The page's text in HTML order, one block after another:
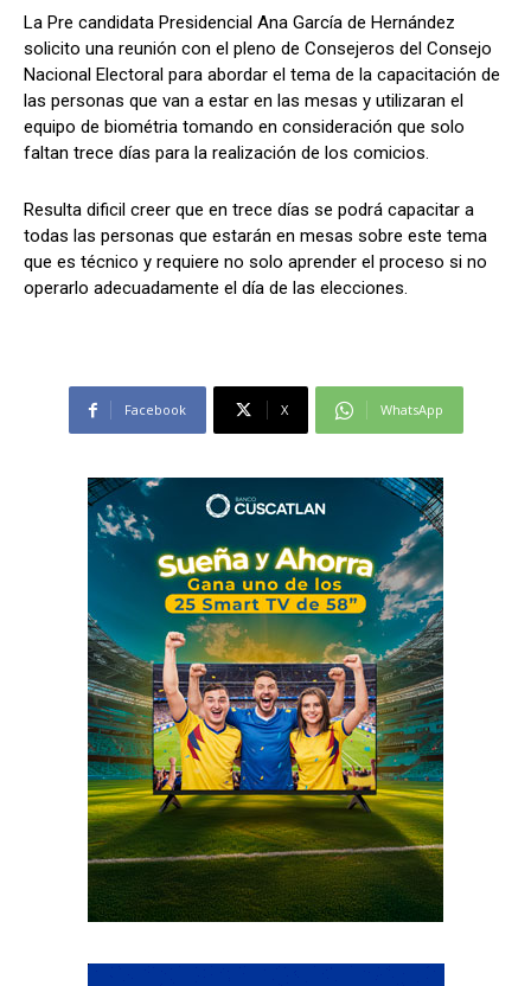
Comparta
Facebook X WhatsApp
Comparta
Facebook X WhatsApp
La Pre candidata Presidencial Ana García de Hernández
solicito una reunión con el pleno de Consejeros del Consejo
Nacional Electoral para abordar el tema de la capacitación de
las personas que van a estar en las mesas y utilizaran el
equipo de biométria tomando en consideración que solo
faltan trece días para la realización de los comicios.
Resulta dificil creer que en trece días se podrá capacitar a
todas las personas que estarán en mesas sobre este tema
que es técnico y requiere no solo aprender el proceso si no
operarlo adecuadamente el día de las elecciones.
Facebook X WhatsApp